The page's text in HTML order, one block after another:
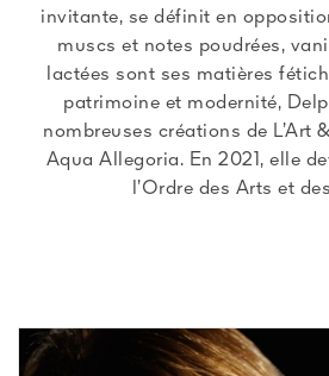
invitante, se définit en
muscs et notes poudrées,
lactées sont ses matières
patrimoine et modernité,
nombreuses créations de L’Art
Aqua Allegoria. En 2021, elle
l’Ordre des Arts et